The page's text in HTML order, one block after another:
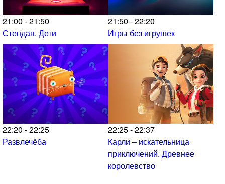
21:00 - 21:50
Стендап. Дети
21:50 - 22:20
Игры без игрушек
22:20 - 22:25
Развлечёба
22:25 - 22:37
Карли – искательница
приключений. Древнее
королевство